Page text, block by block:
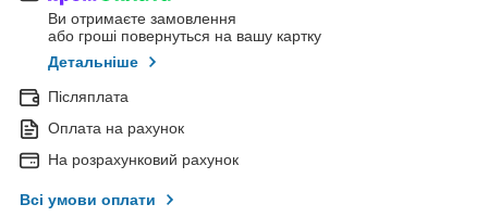
Ви отримаєте замовлення
або гроші повернуться на вашу картку
Детальніше
Післяплата
Оплата на рахунок
На розрахунковий рахунок
Всі умови оплати